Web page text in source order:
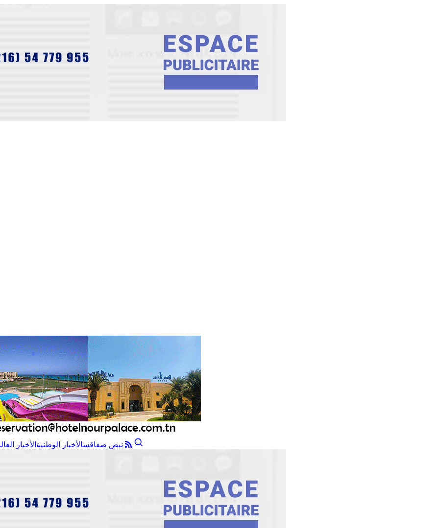
نبض صفاقسالأخبار الوطنية الأخبار